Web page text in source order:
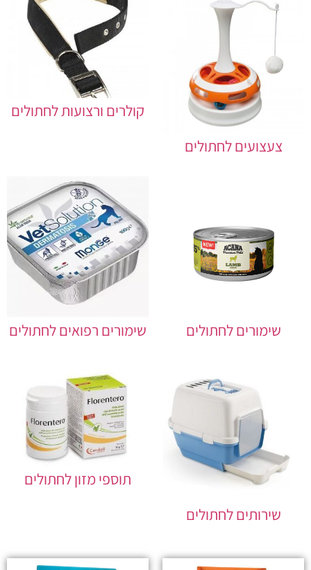
צעצועים לחתולים
קולרים ורצועות לחתולים
שימורים לחתולים שימורים רפואים לחתולים
שירותים לחתולים
תוספי מזון לחתולים